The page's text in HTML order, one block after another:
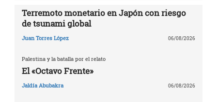
Terremoto monetario en Japón con riesgo
de tsunami global
Juan Torres López 06/08/2026
Palestina y la batalla por el relato
El «Octavo Frente»
Jaldía Abubakra 06/08/2026